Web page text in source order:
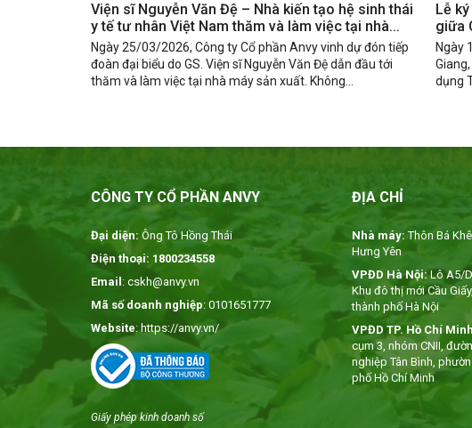
Viện sĩ Nguyễn Văn Đệ – Nhà kiến tạo hệ sinh thái
y tế tư nhân Việt Nam thăm và làm việc tại nhà
máy Anvy
Ngày 25/03/2026, Công ty Cổ phần Anvy vinh dự đón tiếp
đoàn đại biểu do GS. Viện sĩ Nguyễn Văn Đệ dẫn đầu tới
thăm và làm việc tại nhà máy sản xuất. Không...
Lễ
giữa
Ngày
dụng
CÔNG TY CỔ PHẦN ANVY
Đại diện: Ông Tô Hồng Thái
Điện thoại: 1800234558
Email : cskh@anvy.vn
Mã số doanh nghiệp: 0101651777
Website: https://anvy.vn/
Giấy phép kinh doanh số
ĐỊA CHỈ
Nhà máy: Thôn Bá
Hưng Yên
VPĐD Hà Nội:Lô A5/
Khu đô thị mới Cầu
thành phố Hà Nội
VPĐD TP. Hồ Chí
cụm 3, nhóm CNII,
nghiệp Tân Bình,
phố Hồ Chí Minh